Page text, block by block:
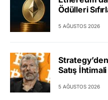
Ödülleri
5 AĞUSTOS 2026
Satış
5 AĞUSTOS 2026